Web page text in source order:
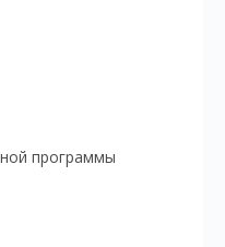
программы